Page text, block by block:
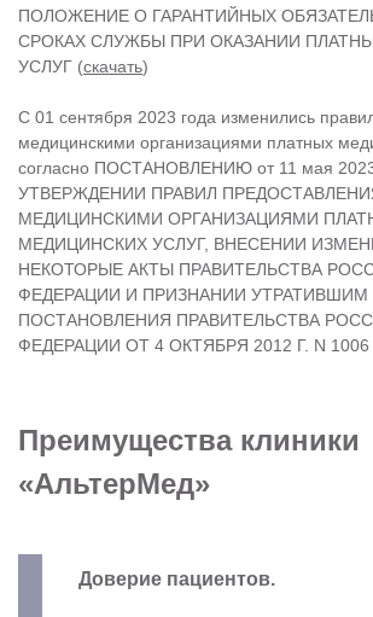
ПОЛОЖЕНИЕ О ГАРАНТИЙНЫХ
СРОКАХ СЛУЖБЫ ПРИ ОКАЗАНИИ
УСЛУГ (скачать)
С 01 сентября 2023 года изменились
медицинскими организациями платных
согласно ПОСТАНОВЛЕНИЮ от 11 мая
УТВЕРЖДЕНИИ ПРАВИЛ
МЕДИЦИНСКИМИ ОРГАНИЗАЦИЯМИ
МЕДИЦИНСКИХ УСЛУГ, ВНЕСЕНИИ
НЕКОТОРЫЕ АКТЫ ПРАВИТЕЛЬСТВА
ФЕДЕРАЦИИ И ПРИЗНАНИИ УТРАТИВШИМ
ПОСТАНОВЛЕНИЯ ПРАВИТЕЛЬСТВА
ФЕДЕРАЦИИ ОТ 4 ОКТЯБРЯ 2012 Г. N 1006
Преимущества клиники
«АльтерМед»
Доверие пациентов.